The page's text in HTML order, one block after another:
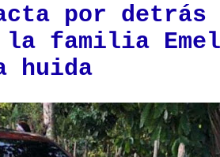
por detrás
la familia
huida